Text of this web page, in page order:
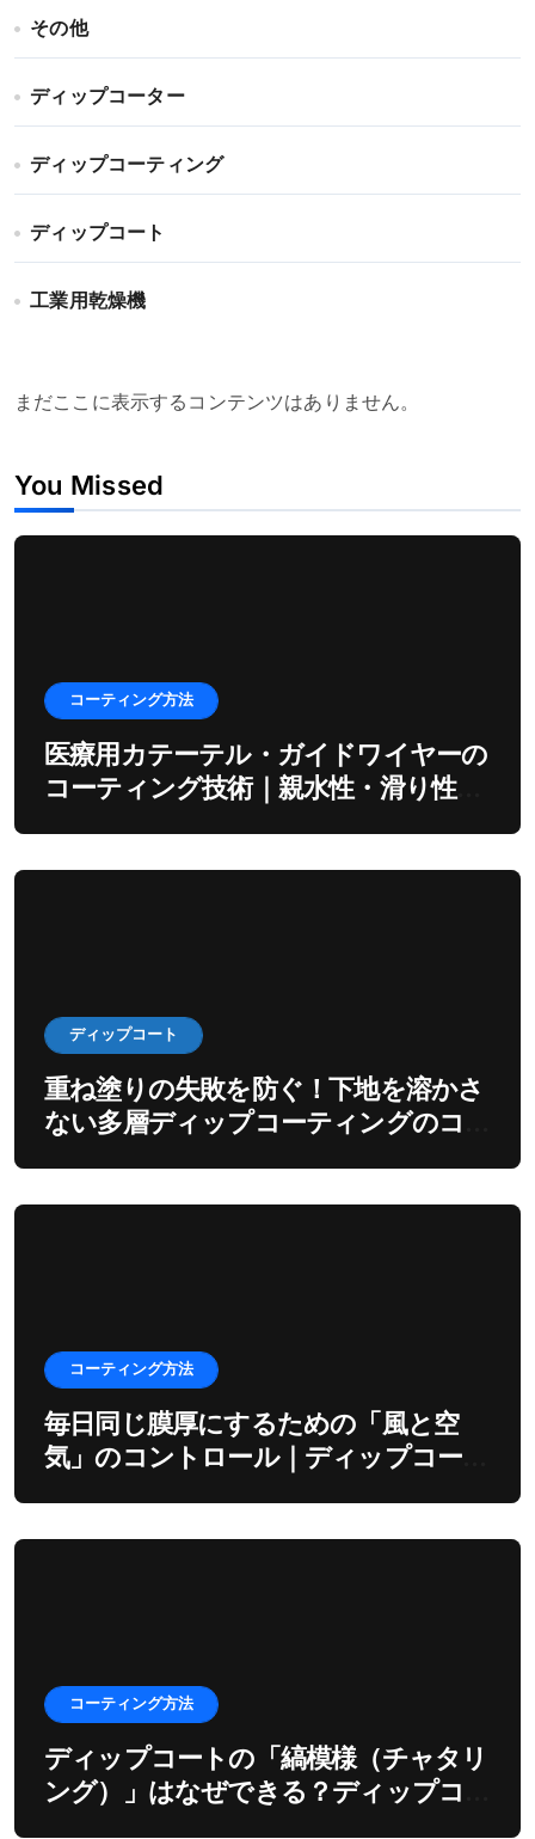
その他
ディップコーター
ディップコーティング
ディップコート
工業用乾燥機
まだここに表示するコンテンツはありません。
You Missed
コーティング方法
医療用カテーテル・ガイドワイヤーの
コーティング技術｜親水性・滑り性を
ディップコート
重ね塗りの失敗を防ぐ！下地を溶かさ
ない多層ディップコーティングのコ
コーティング方法
毎日同じ膜厚にするための「風と空
気」のコントロール｜ディップコーテ
コーティング方法
ディップコートの「縞模様（チャタリ
ング）」はなぜできる？ディップコー